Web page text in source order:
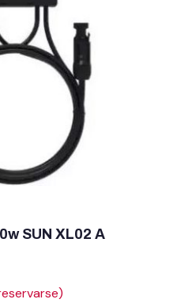
SUN XL02 A